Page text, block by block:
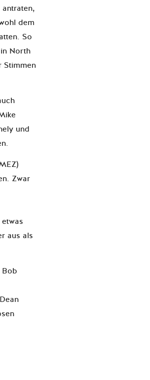
dem
So
North
Stimmen
und
Zwar
aus als
Bob